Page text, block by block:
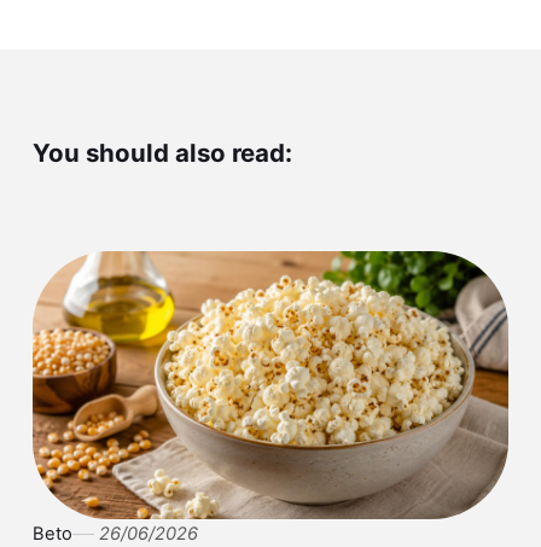
You should also read:
Beto 26/06/2026